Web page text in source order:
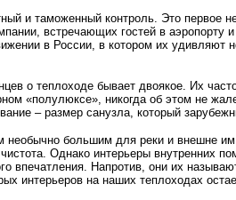
и таможенный контроль. Это первое
встречающих гостей в
в России, в котором их удивляют
о теплоходе бывает двоякое. Их
«полулюксе», никогда об этом не
– размер санузла, который
необычно большим для реки и внешне им
Однако интерьеры внутренних
впечатления. Напротив, они их
интерьеров на наших теплоходах